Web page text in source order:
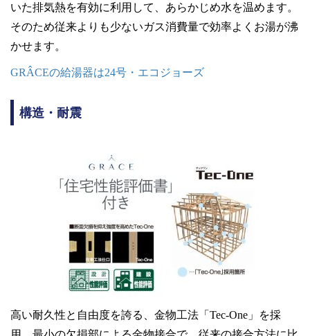
いた排気熱を有効に利用して、あらかじめ水を温めます。
そのため従来よりも少ないガス消費量で効率よくお湯が沸
かせます。
GRÂCEの給湯器は24号・エコジョーズ
構造・耐震
高い耐久性と自由度を誇る、金物工法「Tec-One」を採